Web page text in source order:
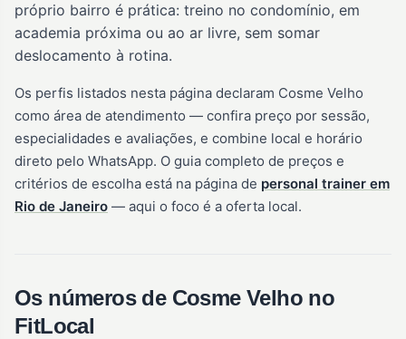
próprio bairro é prática: treino no condomínio, em
academia próxima ou ao ar livre, sem somar
deslocamento à rotina.
Os perfis listados nesta página declaram Cosme Velho
como área de atendimento — confira preço por sessão,
especialidades e avaliações, e combine local e horário
direto pelo WhatsApp. O guia completo de preços e
critérios de escolha está na página de personal trainer em
Rio de Janeiro — aqui o foco é a oferta local.
Os números de Cosme Velho no
FitLocal